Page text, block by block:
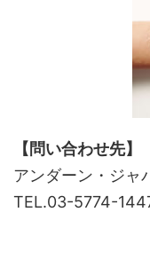
【問い合わせ先】
アンダーン・ジャ
TEL.03-5774-